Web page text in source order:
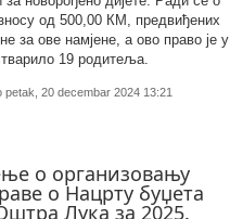
од 500,00 КМ, предвиђених
за ове намјене, а ово право је у
19 родитеља.
petak, 20 decembar 2024 13:21
о организовању
о Нацрту буџета
Лука за 2025.